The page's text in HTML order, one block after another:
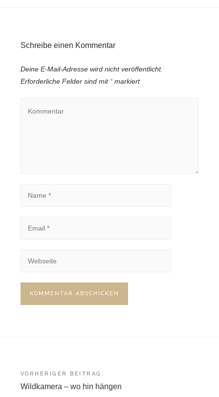
Schreibe einen Kommentar
Deine E-Mail-Adresse wird nicht veröffentlicht.
Erforderliche Felder sind mit *markiert
Beitragsnavigation
VORHERIGER BEITRAG:
Wildkamera – wo hin hängen